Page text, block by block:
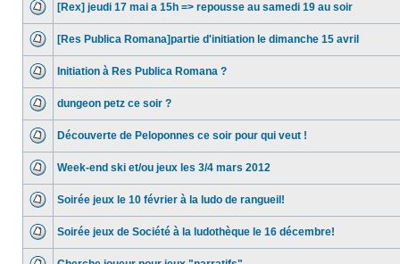
[Rex] jeudi 17 mai a 15h => repousse au samedi 19 au soir
[Res Publica Romana]partie d'initiation le dimanche 15 avril
Initiation à Res Publica Romana ?
dungeon petz ce soir ?
Découverte de Peloponnes ce soir pour qui veut !
Week-end ski et/ou jeux les 3/4 mars 2012
Soirée jeux le 10 février à la ludo de rangueil!
Soirée jeux de Société à la ludothèque le 16 décembre!